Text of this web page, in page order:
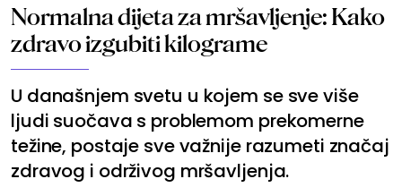
Normalna dijeta za mršavljenje: Kako
zdravo izgubiti kilograme
U današnjem svetu u kojem se sve više
ljudi suočava s problemom prekomerne
težine, postaje sve važnije razumeti značaj
zdravog i održivog mršavljenja.